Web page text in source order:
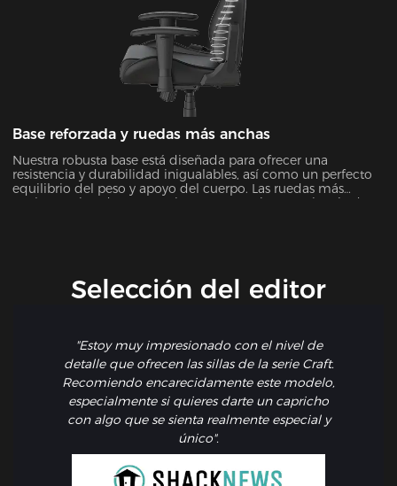
Base reforzada y ruedas más anchas
Nuestra robusta base está diseñada para ofrecer una
resistencia y durabilidad inigualables, así como un perfecto
equilibrio del peso y apoyo del cuerpo. Las ruedas más
anchas mejoradas proporcionan una mejor experiencia de
Selección del editor
"Estoy muy impresionado con el nivel de
detalle que ofrecen las sillas de la serie Craft.
Recomiendo encarecidamente este modelo,
especialmente si quieres darte un capricho
con algo que se sienta realmente especial y
único".